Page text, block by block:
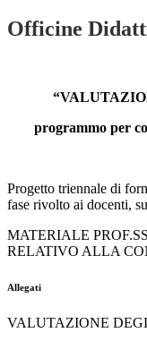
Officine
programmo per
Progetto triennale di
fase rivolto ai docenti,
MATERIALE
RELATIVO ALLA
Allegati
VALUTAZIONE